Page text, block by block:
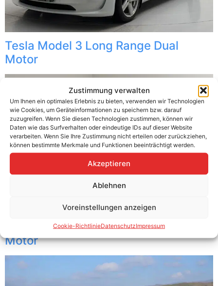
Zustimmung verwalten
Um Ihnen ein optimales Erlebnis zu bieten, verwenden wir Technologien
wie Cookies, um Geräteinformationen zu speichern bzw. darauf
zuzugreifen. Wenn Sie diesen Technologien zustimmen, können wir
Daten wie das Surfverhalten oder eindeutige IDs auf dieser Website
verarbeiten. Wenn Sie Ihre Zustimmung nicht erteilen oder zurückziehen,
können bestimmte Merkmale und Funktionen beeinträchtigt werden.
Akzeptieren
Ablehnen
Voreinstellungen anzeigen
Cookie-RichtlinieDatenschutzImpressum
Tesla Model 3 Long Range Dual
Motor
Tesla Model 3 Long Range Dual
Motor